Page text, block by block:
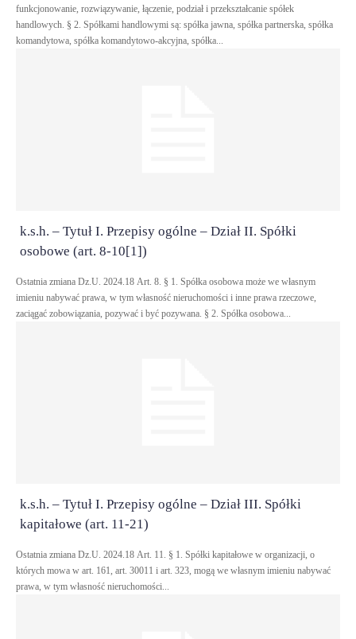
funkcjonowanie, rozwiązywanie, łączenie, podział i przekształcanie spółek
handlowych. § 2. Spółkami handlowymi są: spółka jawna, spółka partnerska, spółka
komandytowa, spółka komandytowo-akcyjna, spółka...
k.s.h. – Tytuł I. Przepisy ogólne – Dział II. Spółki
osobowe (art. 8-10[1])
Ostatnia zmiana Dz.U. 2024.18 Art. 8. § 1. Spółka osobowa może we własnym
imieniu nabywać prawa, w tym własność nieruchomości i inne prawa rzeczowe,
zaciągać zobowiązania, pozywać i być pozywana. § 2. Spółka osobowa...
k.s.h. – Tytuł I. Przepisy ogólne – Dział III. Spółki
kapitałowe (art. 11-21)
Ostatnia zmiana Dz.U. 2024.18 Art. 11. § 1. Spółki kapitałowe w organizacji, o
których mowa w art. 161, art. 30011 i art. 323, mogą we własnym imieniu nabywać
prawa, w tym własność nieruchomości...